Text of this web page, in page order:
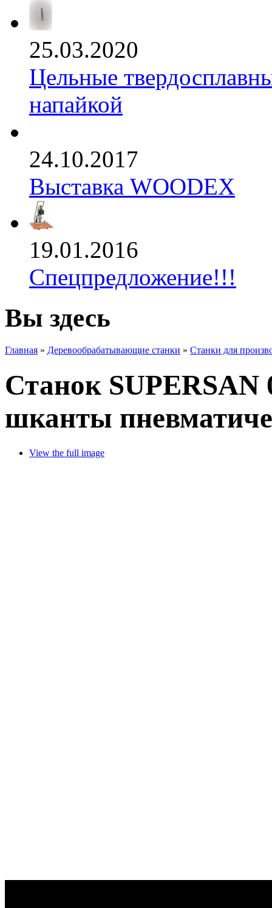
25.03.2020
Цельные
напайкой
24.10.2017
Выставка WOODEX
19.01.2016
Спецпредложение!!!
Вы здесь
Главная » Деревообрабатывающие станки » Станки для
Станок
шканты
View the full image